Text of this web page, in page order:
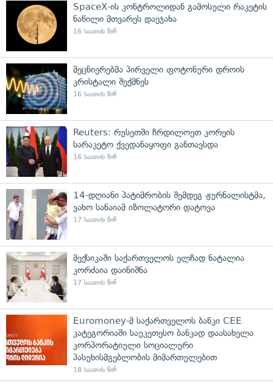
SpaceX-ის კონტროლიდან გამოსული რაკეტის
ნაწილი მთვარეს დაეჯახა
16 საათის წინ
მეცნიერებმა პირველი ფოტონური დროის
კრისტალი შექმნეს
16 საათის წინ
Reuters: რუსეთში ჩრდილოეთ კორეის
სარაკეტო ქვედანაყოფი განთავსდა
16 საათის წინ
14-დღიანი პატიმრობის შემდეგ ჟურნალისტმა,
ვახო სანაიამ იზოლატორი დატოვა
17 საათის წინ
მექსიკაში საქართველოს ელჩად ნატალია
კორძაია დაინიშნა
17 საათის წინ
Euromoney-მ საქართველოს ბანკი CEE
კატეგორიაში საუკეთესო ბანკად დაასახელა
კორპორატიული სოციალური
პასუხისმგებლობის მიმართულებით
18 საათის წინ